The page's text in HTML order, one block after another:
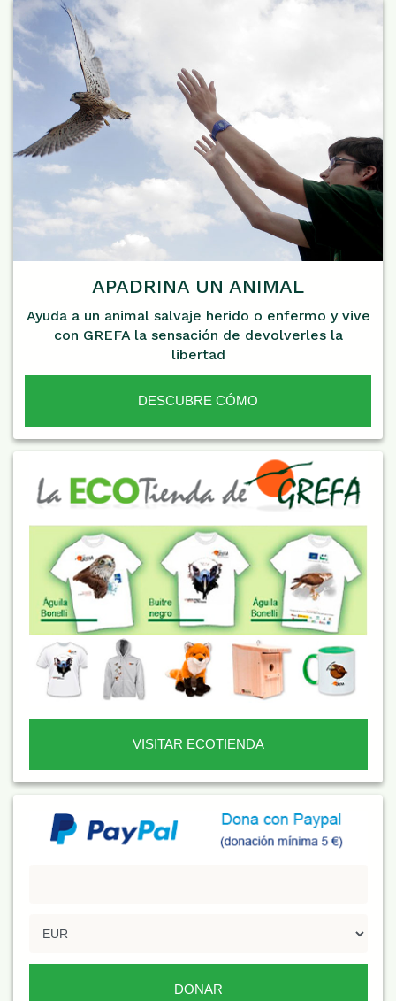
APADRINA UN ANIMAL
Ayuda a un animal salvaje herido o enfermo y vive
con GREFA la sensación de devolverles la
libertad
DESCUBRE CÓMO
VISITAR ECOTIENDA